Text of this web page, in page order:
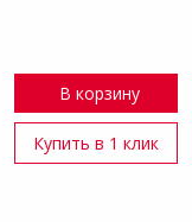
В корзину
Купить в 1 клик